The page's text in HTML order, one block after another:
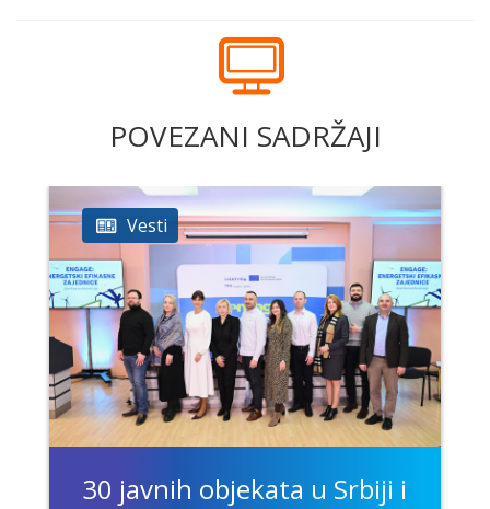
POVEZANI SADRŽAJI
Vesti
30 javnih objekata u Srbiji i